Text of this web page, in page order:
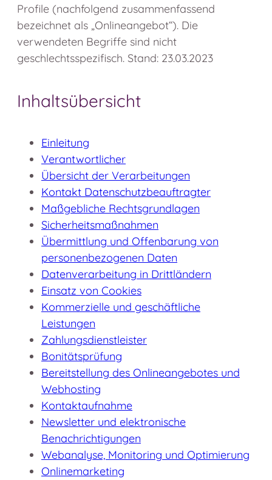
Profile (nachfolgend zusammenfassend
bezeichnet als „Onlineangebot“). Die
verwendeten Begriffe sind nicht
geschlechtsspezifisch. Stand: 23.03.2023
Inhaltsübersicht
Einleitung
Verantwortlicher
Übersicht der Verarbeitungen
Kontakt Datenschutzbeauftragter
Maßgebliche Rechtsgrundlagen
Sicherheitsmaßnahmen
Übermittlung und Offenbarung von
personenbezogenen Daten
Datenverarbeitung in Drittländern
Einsatz von Cookies
Kommerzielle und geschäftliche
Leistungen
Zahlungsdienstleister
Bonitätsprüfung
Bereitstellung des Onlineangebotes und
Webhosting
Kontaktaufnahme
Newsletter und elektronische
Benachrichtigungen
Webanalyse, Monitoring und Optimierung
Onlinemarketing